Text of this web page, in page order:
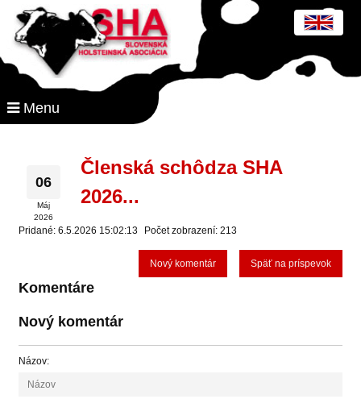
Menu
06
Máj
2026
Členská schôdza SHA
2026...
Pridané: 6.5.2026 15:02:13 Počet zobrazení: 213
Späť na príspevok
Nový komentár
Komentáre
Nový komentár
Názov: